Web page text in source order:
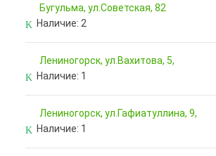
Бугульма, ул.Советская, 82
Наличие: 2
Лениногорск, ул.Вахитова, 5,
Наличие: 1
Лениногорск, ул.Гафиатуллина, 9,
Наличие: 1